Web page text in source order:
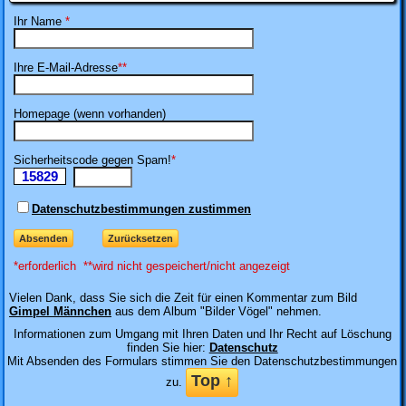
Ihr Name *
Ihre E-Mail-Adresse**
Homepage (wenn vorhanden)
Sicherheitscode gegen Spam!*
15829
Datenschutzbestimmungen zustimmen
*erforderlich **wird nicht gespeichert/nicht angezeigt
Vielen Dank, dass Sie sich die Zeit für einen Kommentar zum Bild
Gimpel Männchen aus dem Album "Bilder Vögel" nehmen.
Informationen zum Umgang mit Ihren Daten und Ihr Recht auf Löschung
finden Sie hier: Datenschutz
Mit Absenden des Formulars stimmen Sie den Datenschutzbestimmungen
zu.
Top ↑